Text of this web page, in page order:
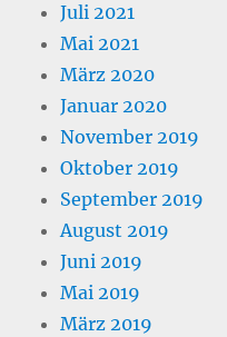
Juli 2021
Mai 2021
März 2020
Januar 2020
November 2019
Oktober 2019
September 2019
August 2019
Juni 2019
Mai 2019
März 2019